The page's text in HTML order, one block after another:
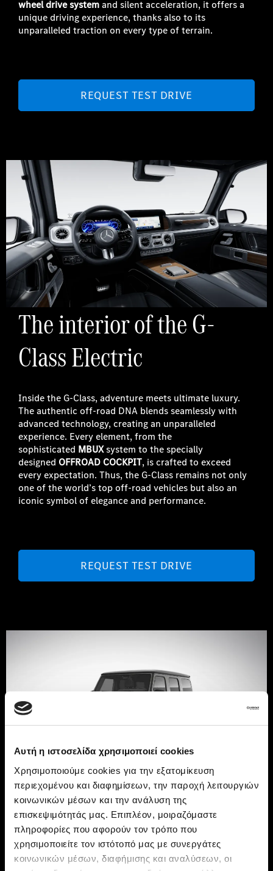
Αυτή η ιστοσελίδα χρησιμοποιεί cookies
Χρησιμοποιούμε cookies για την εξατομίκευση
περιεχομένου και διαφημίσεων, την παροχή λειτουργιών
κοινωνικών μέσων και την ανάλυση της
επισκεψιμότητάς μας. Επιπλέον, μοιραζόμαστε
πληροφορίες που αφορούν τον τρόπο που
χρησιμοποιείτε τον ιστότοπό μας με συνεργάτες
κοινωνικών μέσων, διαφήμισης και αναλύσεων, οι
wheel drive systemand silent acceleration, it offers a
unique driving experience, thanks also to its
unparalleled traction on every type of terrain.
REQUEST TEST DRIVE
The interior of the G-
Class Electric
Inside the G-Class, adventure meets ultimate luxury.
The authentic off-road DNA blends seamlessly with
advanced technology, creating an unparalleled
experience. Every element, from the
sophisticated MBUXsystem to the specially
designed OFFROAD COCKPIT, is crafted to exceed
every expectation. Thus, the G-Class remains not only
one of the world’s top off-road vehicles but also an
iconic symbol of elegance and performance.
REQUEST TEST DRIVE
The exterior of the G-
Class Electric
The timeless silhouette of the G-Class, true to its off-